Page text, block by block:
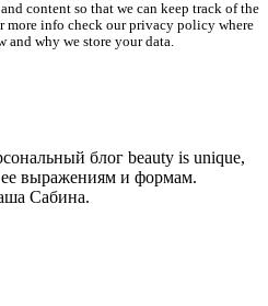
content so that we can keep track of the
more info check our privacy policy where
and why we store your data.
блог beauty is unique,
выражениям и формам.
Сабина.